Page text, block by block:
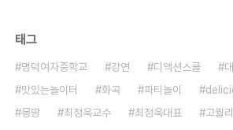
태그
명덕여자중학교 강연 디액션스쿨
맛있는놀이터
화곡 파티놀이
몽땅
최정욱교수 최정욱대표 고퀄